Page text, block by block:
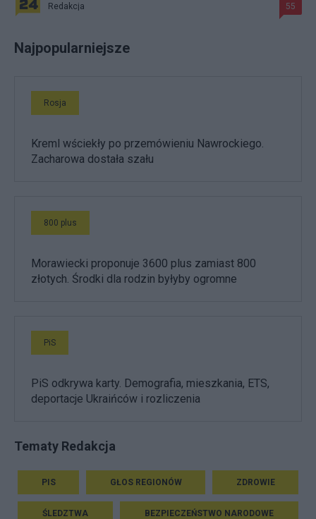
Redakcja 55
Najpopularniejsze
Rosja
Kreml wściekły po przemówieniu Nawrockiego.
Zacharowa dostała szału
800 plus
Morawiecki proponuje 3600 plus zamiast 800
złotych. Środki dla rodzin byłyby ogromne
PiS
PiS odkrywa karty. Demografia, mieszkania, ETS,
deportacje Ukraińców i rozliczenia
Tematy Redakcja
PIS GŁOS REGIONÓW ZDROWIE
ŚLEDZTWA BEZPIECZEŃSTWO NARODOWE